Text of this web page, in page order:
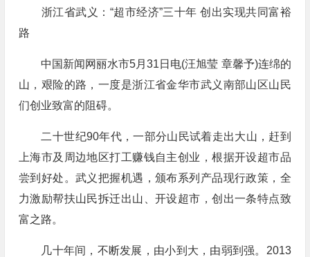
浙江省武义：“超市经济”三十年 创出实现共同富裕
路
中国新闻网丽水市5月31日电(汪旭莹 章馨予)连绵的
山，艰险的路，一度是浙江省金华市武义南部山区山民
们创业致富的阻碍。
二十世纪90年代，一部分山民试着走出大山，赶到
上海市及周边地区打工赚钱自主创业，根据开设超市品
尝到好处。武义把握机遇，颁布系列产品现行政策，全
力激励帮扶山民拆迁出山、开设超市，创出一条特点致
富之路。
几十年间，不断发展，由小到大，由弱到强。2013